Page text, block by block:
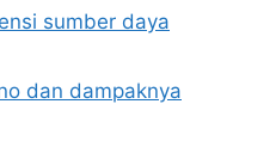
sumber daya
dan dampaknya